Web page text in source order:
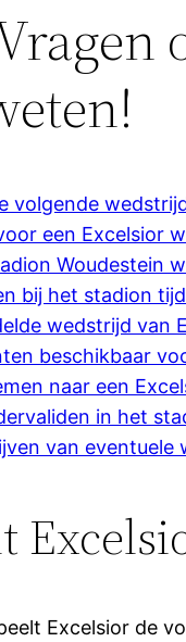
volgende
een Excelsior
Woudestein
bij het stadion
wedstrijd van
beschikbaar
naar een
in het
van
Excelsior de